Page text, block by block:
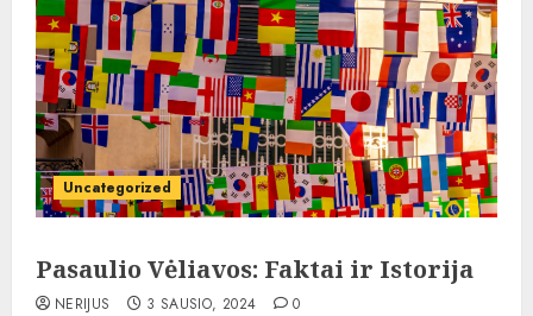
Uncategorized
Pasaulio Vėliavos: Faktai ir Istorija
NERIJUS 3 SAUSIO, 2024 0